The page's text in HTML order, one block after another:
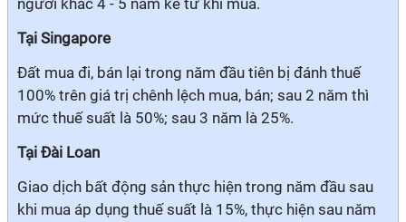
người khác 4 - 5 năm kể từ khi mua.
Tại Singapore
Đất mua đi, bán lại trong năm đầu tiên bị đánh thuế
100% trên giá trị chênh lệch mua, bán; sau 2 năm thì
mức thuế suất là 50%; sau 3 năm là 25%.
Tại Đài Loan
Giao dịch bất động sản thực hiện trong năm đầu sau
khi mua áp dụng thuế suất là 15%, thực hiện sau năm